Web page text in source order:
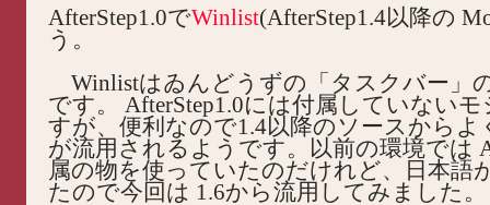
AfterStep1.0でWinlist(AfterStep1.4以降の
う。
Winlistはゐんどうずの「タスクバー」
です。 AfterStep1.0には付属していない
すが、便利なので1.4以降のソースからよ
が流用されるようです。以前の環境では
属の物を使っていたのだけれど、日本語
たので今回は 1.6から流用してみました。